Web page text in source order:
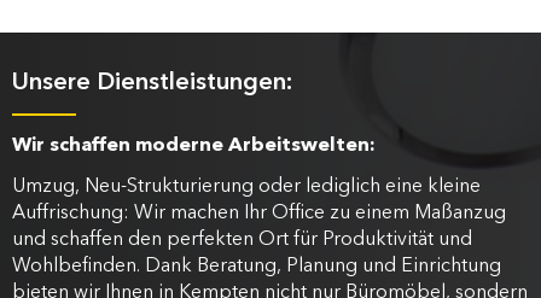
Unsere Dienstleistungen:
Wir schaffen moderne Arbeitswelten:
Umzug, Neu-Strukturierung oder lediglich eine kleine
Auffrischung: Wir machen Ihr Office zu einem Maßanzug
und schaffen den perfekten Ort für Produktivität und
Wohlbefinden. Dank Beratung, Planung und Einrichtung
bieten wir Ihnen in Kempten nicht nur Büromöbel, sondern